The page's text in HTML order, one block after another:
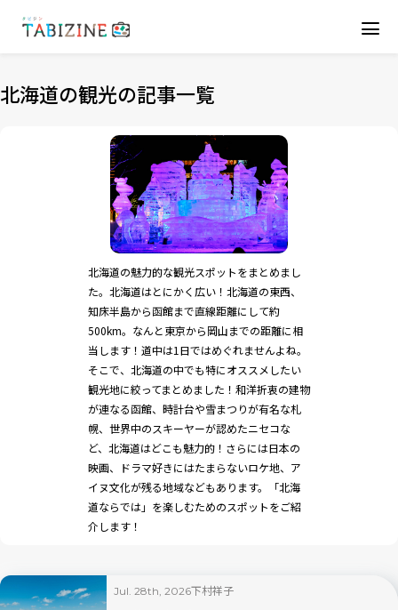
北海道の観光の記事一覧
北海道の魅力的な観光スポットをまとめまし
た。北海道はとにかく広い！北海道の東西、
知床半島から函館まで直線距離にして約
500km。なんと東京から岡山までの距離に相
当します！道中は1日ではめぐれませんよね。
そこで、北海道の中でも特にオススメしたい
観光地に絞ってまとめました！和洋折衷の建物
が連なる函館、時計台や雪まつりが有名な札
幌、世界中のスキーヤーが認めたニセコな
ど、北海道はどこも魅力的！さらには日本の
映画、ドラマ好きにはたまらないロケ地、ア
イヌ文化が残る地域などもあります。「北海
道ならでは」を楽しむためのスポットをご紹
介します！
Jul. 28th, 2026下村祥子